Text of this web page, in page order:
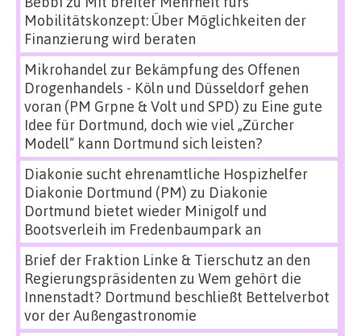
Mobilitätskonzept: Über Möglichkeiten der
Finanzierung wird beraten
Mikrohandel zur Bekämpfung des Offenen
Drogenhandels - Köln und Düsseldorf gehen
voran (PM Grpne & Volt und SPD) zu Eine gute
Idee für Dortmund, doch wie viel „Zürcher
Modell“ kann Dortmund sich leisten?
Diakonie sucht ehrenamtliche Hospizhelfer
Diakonie Dortmund (PM) zu Diakonie
Dortmund bietet wieder Minigolf und
Bootsverleih im Fredenbaumpark an
Brief der Fraktion Linke & Tierschutz an den
Regierungspräsidenten zu Wem gehört die
Innenstadt? Dortmund beschließt Bettelverbot
vor der Außengastronomie